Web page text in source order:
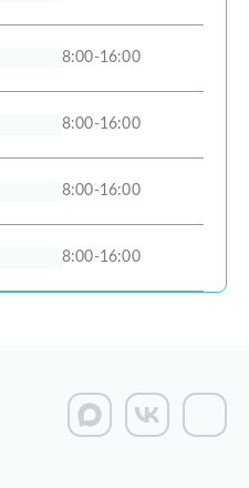
8:00-16:00
8:00-16:00
8:00-16:00
8:00-16:00